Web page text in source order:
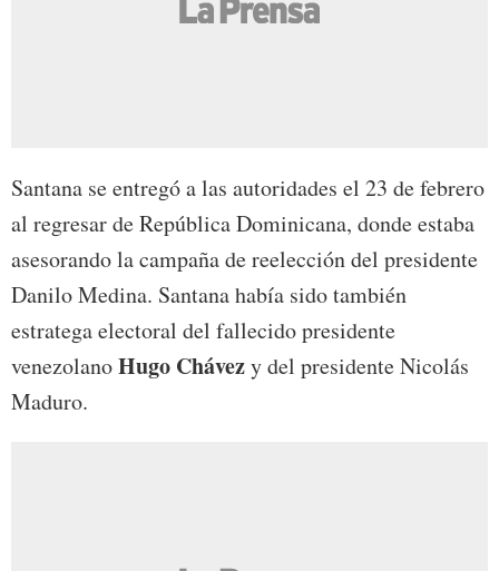
Santana se entregó a las autoridades el 23 de febrero
al regresar de República Dominicana, donde estaba
asesorando la campaña de reelección del presidente
Danilo Medina. Santana había sido también
estratega electoral del fallecido presidente
venezolanoHugo Chávezy del presidente Nicolás
Maduro.